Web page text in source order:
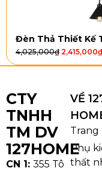
Đèn Thả Thiết Kế
4,025,000₫ 2,415,000₫
CTY
TNHH
TM DV
127HOME
CN 1: 355 Tô
VỀ
Trang
Phụ
thất